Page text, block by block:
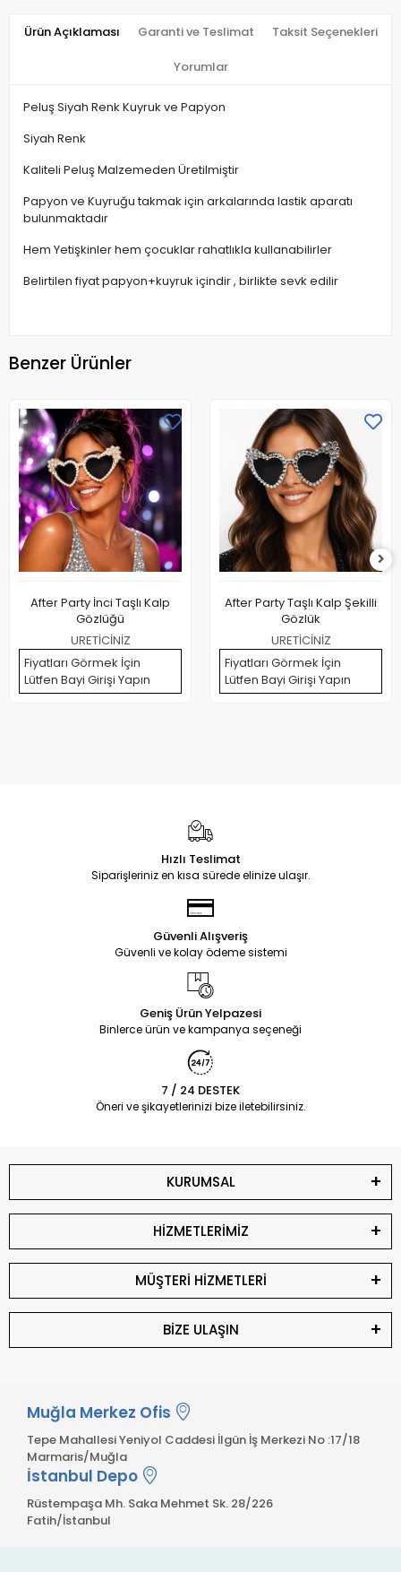
Ürün Açıklaması Garanti ve Teslimat Taksit Seçenekleri
Yorumlar
Peluş Siyah Renk Kuyruk ve Papyon
Siyah Renk
Kaliteli Peluş Malzemeden Üretilmiştir
Papyon ve Kuyruğu takmak için arkalarında lastik aparatı
bulunmaktadır
Hem Yetişkinler hem çocuklar rahatlıkla kullanabilirler
Belirtilen fiyat papyon+kuyruk içindir , birlikte sevk edilir
Benzer Ürünler
After Party İnci Taşlı Kalp
Gözlüğü
URETİCİNİZ
Fiyatları Görmek İçin
Lütfen Bayi Girişi Yapın
After Party Taşlı Kalp Şekilli
Gözlük
URETİCİNİZ
Fiyatları Görmek İçin
Lütfen Bayi Girişi Yapın
Hızlı Teslimat
Siparişleriniz en kısa sürede elinize ulaşır.
Güvenli Alışveriş
Güvenli ve kolay ödeme sistemi
Geniş Ürün Yelpazesi
Binlerce ürün ve kampanya seçeneği
7 / 24 DESTEK
Öneri ve şikayetlerinizi bize iletebilirsiniz.
KURUMSAL
HİZMETLERİMİZ
MÜŞTERİ HİZMETLERİ
BİZE ULAŞIN
Muğla Merkez Ofis
Tepe Mahallesi Yeniyol Caddesi İlgün İş Merkezi No :17/18
Marmaris/Muğla
İstanbul Depo
Rüstempaşa Mh. Saka Mehmet Sk. 28/226
Fatih/İstanbul